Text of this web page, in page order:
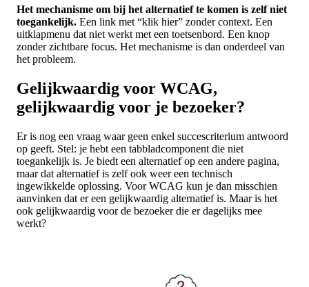
Het mechanisme om bij het alternatief te komen is zelf niet
toegankelijk. Een link met “klik hier” zonder context. Een
uitklapmenu dat niet werkt met een toetsenbord. Een knop
zonder zichtbare focus. Het mechanisme is dan onderdeel van
het probleem.
Gelijkwaardig voor WCAG,
gelijkwaardig voor je bezoeker?
Er is nog een vraag waar geen enkel succescriterium antwoord
op geeft. Stel: je hebt een tabbladcomponent die niet
toegankelijk is. Je biedt een alternatief op een andere pagina,
maar dat alternatief is zelf ook weer een technisch
ingewikkelde oplossing. Voor WCAG kun je dan misschien
aanvinken dat er een gelijkwaardig alternatief is. Maar is het
ook gelijkwaardig voor de bezoeker die er dagelijks mee
werkt?